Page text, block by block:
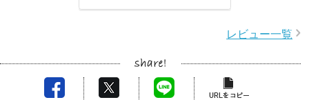
レビュー一覧